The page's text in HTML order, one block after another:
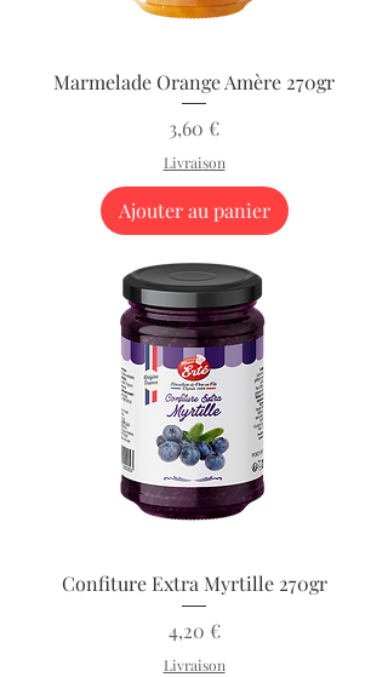
Marmelade Orange Amère 270gr
Prix
3,60 €
Livraison
Ajouter au panier
Confiture Extra Myrtille 270gr
Prix
4,20 €
Livraison